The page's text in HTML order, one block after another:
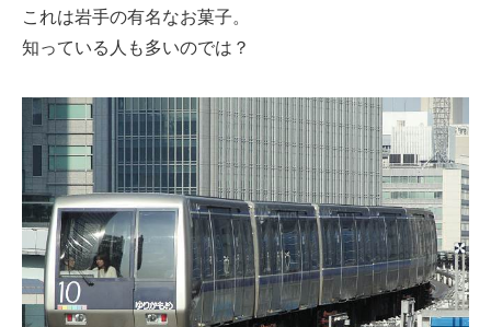
これは岩手の有名なお菓子。
知っている人も多いのでは？